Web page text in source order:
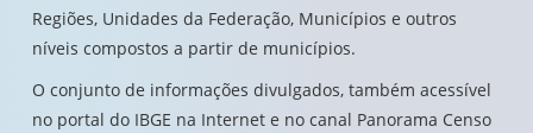
Regiões, Unidades da Federação, Municípios e outros
níveis compostos a partir de municípios.
O conjunto de informações divulgados, também acessível
no portal do IBGE na Internet e no canal Panorama Censo